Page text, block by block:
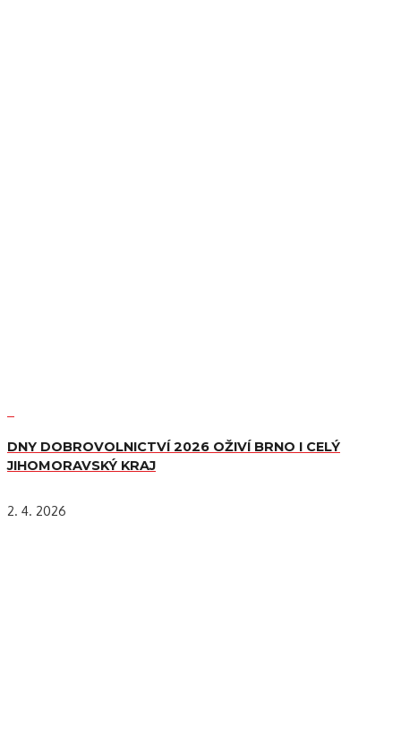
DNY DOBROVOLNICTVÍ 2026 OŽIVÍ BRNO I CELÝ
JIHOMORAVSKÝ KRAJ
2. 4. 2026